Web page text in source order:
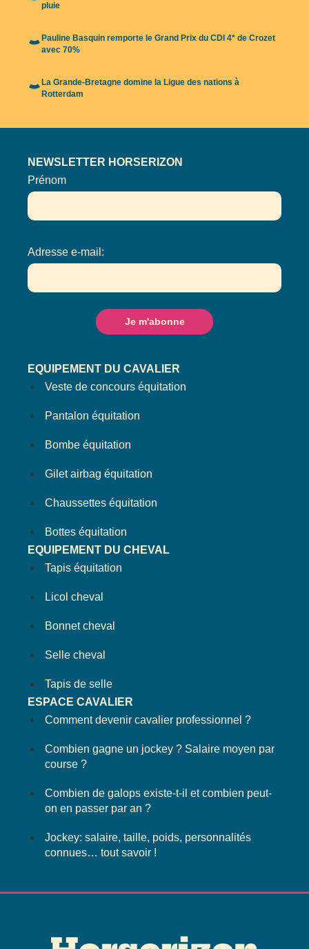
pluie
Pauline Basquin remporte le Grand Prix du CDI 4* de Crozet
avec 70%
La Grande-Bretagne domine la Ligue des nations à
Rotterdam
EQUIPEMENT DU CAVALIER
Veste de concours équitation
Pantalon équitation
Bombe équitation
Gilet airbag équitation
Chaussettes équitation
Bottes équitation
EQUIPEMENT DU CHEVAL
Tapis équitation
Licol cheval
Bonnet cheval
Selle cheval
Tapis de selle
ESPACE CAVALIER
Comment devenir cavalier professionnel ?
Combien gagne un jockey ? Salaire moyen par
course ?
Combien de galops existe-t-il et combien peut-
on en passer par an ?
Jockey: salaire, taille, poids, personnalités
connues… tout savoir !
NEWSLETTER HORSERIZON
Prénom
Adresse e-mail: